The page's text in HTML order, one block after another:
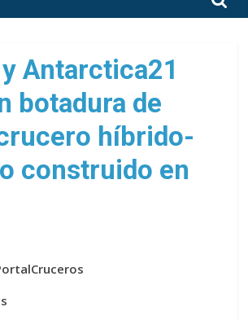
Antarctica21
botadura de
híbrido-
construido en